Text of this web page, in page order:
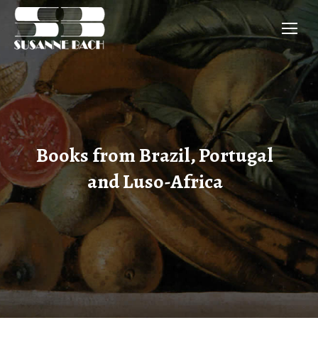
Books from Brazil, Portugal
and Luso-Africa